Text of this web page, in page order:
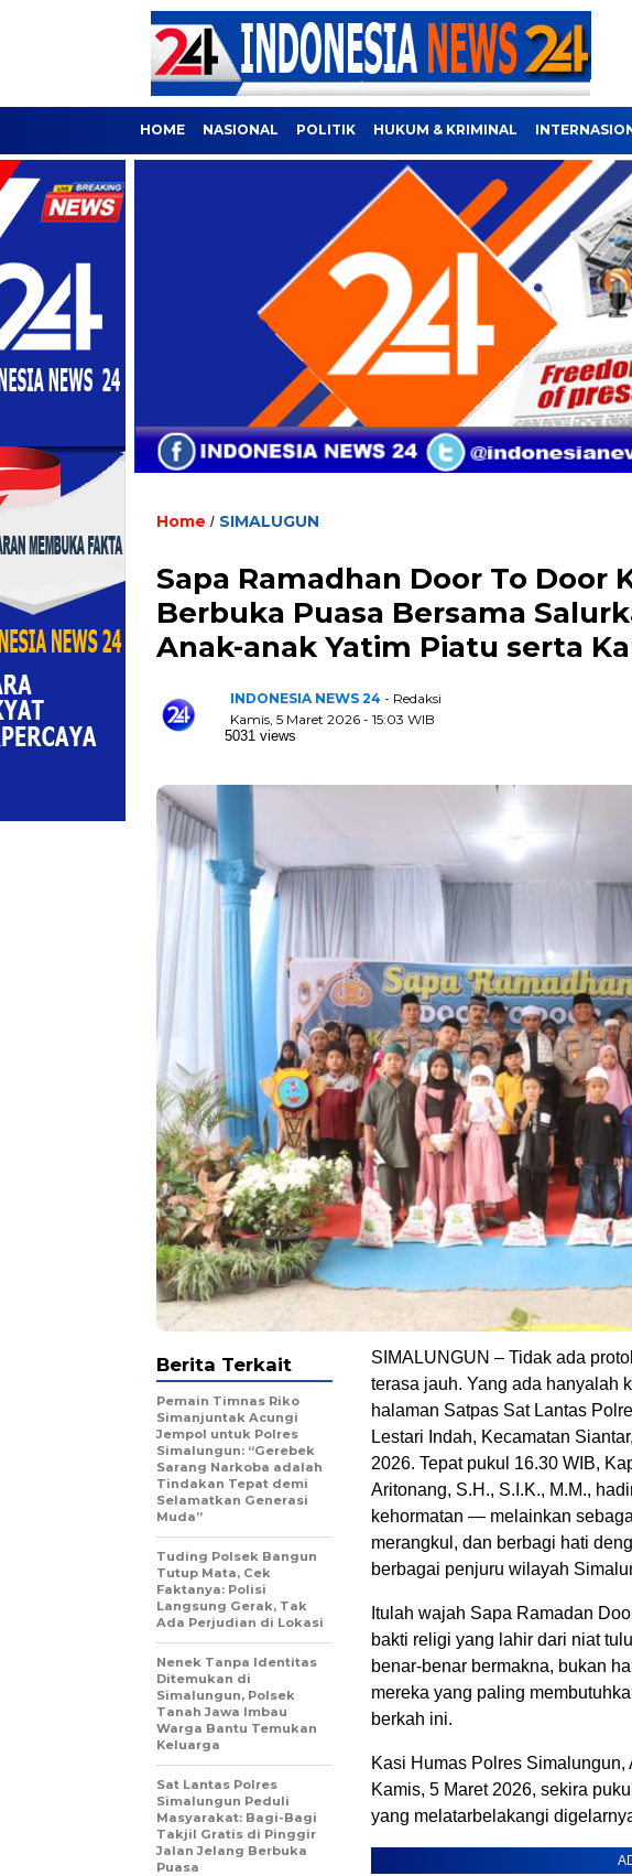
HOME NASIONAL POLITIK HUKUM & KRIMINAL
Home / SIMALUGUN
Sapa Ramadhan Door To Door
Berbuka Puasa Bersama
Anak-anak Yatim Piatu serta
INDONESIA NEWS 24 - Redaksi
Kamis, 5 Maret 2026 - 15:03 WIB
5031 views
SIMALUNGUN – Tidak ada
terasa jauh. Yang ada hanyalah
halaman Satpas Sat Lantas
Lestari Indah, Kecamatan
2026. Tepat pukul 16.30 WIB,
Aritonang, S.H., S.I.K., M.M.,
kehormatan — melainkan
merangkul, dan berbagi hati
berbagai penjuru wilayah
Itulah wajah Sapa Ramadan
bakti religi yang lahir dari niat
benar-benar bermakna, bukan
mereka yang paling
berkah ini.
Kasi Humas Polres
Kamis, 5 Maret 2026, sekira
yang melatarbelakangi
Berita Terkait
Pemain Timnas Riko
Simanjuntak Acungi
Jempol untuk Polres
Simalungun: “Gerebek
Sarang Narkoba adalah
Tindakan Tepat demi
Selamatkan Generasi
Muda”
Tuding Polsek Bangun
Tutup Mata, Cek
Faktanya: Polisi
Langsung Gerak, Tak
Ada Perjudian di Lokasi
Nenek Tanpa Identitas
Ditemukan di
Simalungun, Polsek
Tanah Jawa Imbau
Warga Bantu Temukan
Keluarga
Sat Lantas Polres
Simalungun Peduli
Masyarakat: Bagi-Bagi
Takjil Gratis di Pinggir
Jalan Jelang Berbuka
Puasa